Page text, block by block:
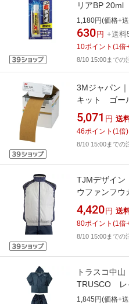
リアBP 20ml
1,180円(価格+
630 円 +送料
10ポイント (1倍
8/10 15:00までの
3Mジャパン
キット ゴー
120
5,071 円 送
46ポイント (1倍)
8/10 15:00までの
TJMデザイン
ウファンフ
AAVBW3L
4,420 円 送
80ポイント (1倍
8/10 15:00までの
トラスコ中
TRUSCO レ
TRW554L
1,845円(価格+